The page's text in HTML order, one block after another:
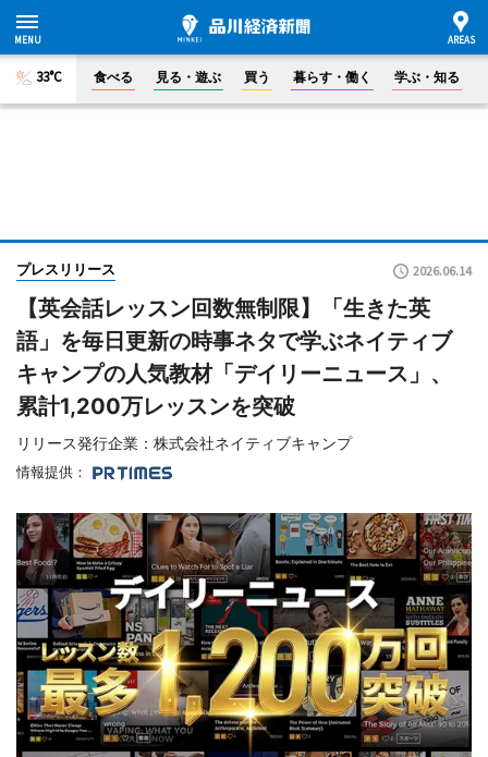
33°C 食べる 見る・遊ぶ 買う 暮らす・働く 学ぶ・知る
プレスリリース 2026.06.14
【英会話レッスン回数無制限】「生きた英
語」を毎日更新の時事ネタで学ぶネイティブ
キャンプの人気教材「デイリーニュース」、
累計1,200万レッスンを突破
リリース発行企業：株式会社ネイティブキャンプ
情報提供：